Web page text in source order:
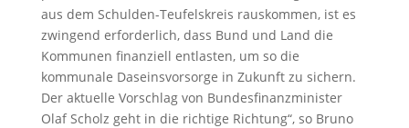
aus dem Schulden-Teufelskreis rauskommen, ist es
zwingend erforderlich, dass Bund und Land die
Kommunen finanziell entlasten, um so die
kommunale Daseinsvorsorge in Zukunft zu sichern.
Der aktuelle Vorschlag von Bundesfinanzminister
Olaf Scholz geht in die richtige Richtung“, so Bruno